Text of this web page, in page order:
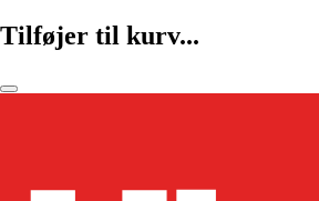
Tilføjer til kurv...